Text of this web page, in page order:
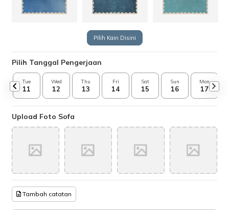
Pilih Kain Disini
Pilih Tanggal Pengerjaan
Tue
11
Wed
12
Thu
13
Fri
14
Sat
15
Sun
16
Mon
17
Upload Foto Sofa
Tambah catatan